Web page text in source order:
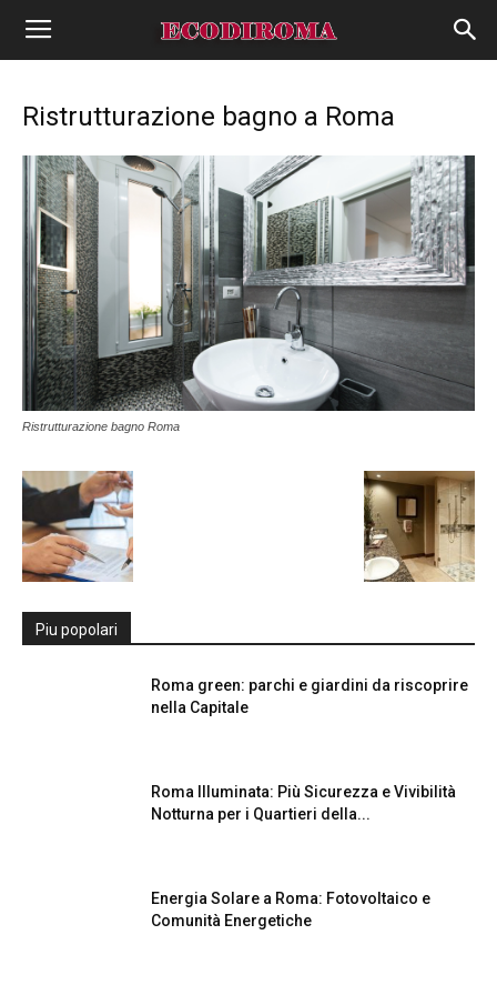
Ristrutturazione bagno a Roma
Ristrutturazione bagno Roma
Piu popolari
Roma green: parchi e giardini da riscoprire
nella Capitale
Roma Illuminata: Più Sicurezza e Vivibilità
Notturna per i Quartieri della...
Energia Solare a Roma: Fotovoltaico e
Comunità Energetiche